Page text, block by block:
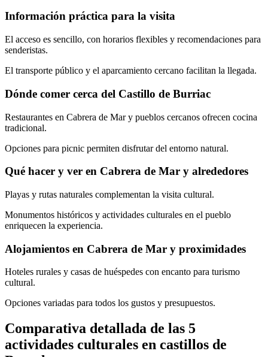
Información práctica para la visita
El acceso es sencillo, con horarios flexibles y recomendaciones para
senderistas.
El transporte público y el aparcamiento cercano facilitan la llegada.
Dónde comer cerca del Castillo de Burriac
Restaurantes en Cabrera de Mar y pueblos cercanos ofrecen cocina
tradicional.
Opciones para picnic permiten disfrutar del entorno natural.
Qué hacer y ver en Cabrera de Mar y alrededores
Playas y rutas naturales complementan la visita cultural.
Monumentos históricos y actividades culturales en el pueblo
enriquecen la experiencia.
Alojamientos en Cabrera de Mar y proximidades
Hoteles rurales y casas de huéspedes con encanto para turismo
cultural.
Opciones variadas para todos los gustos y presupuestos.
Comparativa detallada de las 5
actividades culturales en castillos de